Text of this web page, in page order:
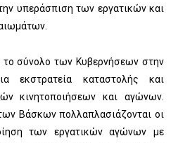
υπεράσπιση των εργατικών και
το σύνολο των Κυβερνήσεων στην
εκστρατεία καταστολής και
κινητοποιήσεων και αγώνων.
Βάσκων πολλαπλασιάζονται οι
των εργατικών αγώνων με